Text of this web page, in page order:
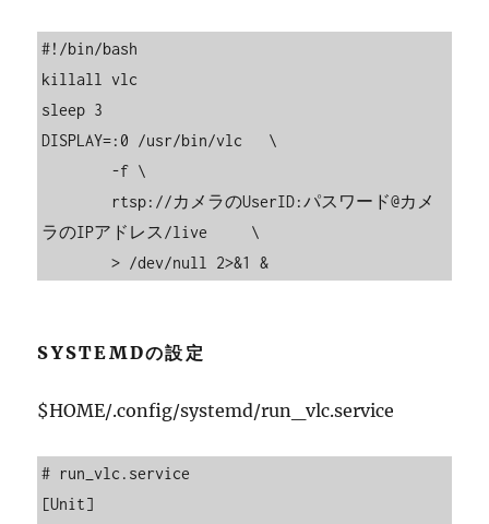
#!/bin/bash
killall vlc
sleep 3
DISPLAY=:0 /usr/bin/vlc   \
ラのIPアドレス/live	\
  	> /dev/null 2>&1 &
SYSTEMDの設定
$HOME/.config/systemd/run_vlc.service
# run_vlc.service
[Unit]